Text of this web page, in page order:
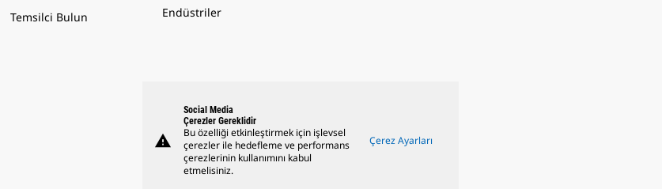
Temsilci Bulun
Endüstriler
warning
Social Media
Çerezler Gereklidir
Bu özelliği etkinleştirmek için işlevsel
çerezler ile hedefleme ve performans
çerezlerinin kullanımını kabul
etmelisiniz.
Çerez Ayarları